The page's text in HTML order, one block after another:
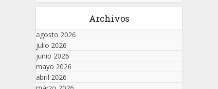
Archivos
agosto 2026
julio 2026
junio 2026
mayo 2026
abril 2026